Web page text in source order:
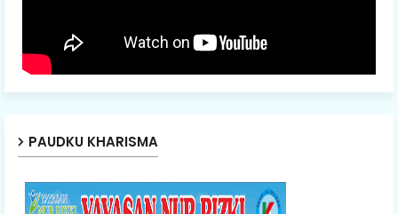
PAUDKU KHARISMA